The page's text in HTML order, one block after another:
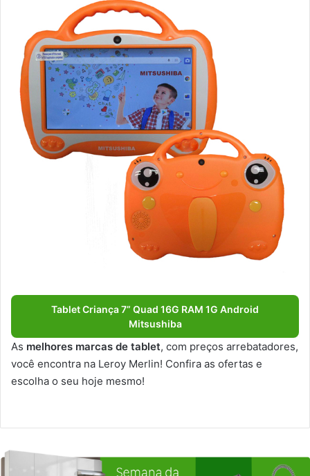
Tablet Criança 7” Quad 16G RAM 1G Android
Mitsushiba
As melhores marcas de tablet, com preços arrebatadores,
você encontra na Leroy Merlin! Confira as ofertas e
escolha o seu hoje mesmo!